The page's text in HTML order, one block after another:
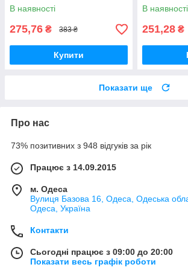
В наявності
275,76 ₴ 383 ₴
Купити
В наявності
251,28 ₴
Показати ще
Про нас
73% позитивних з 948 відгуків за рік
Працює з 14.09.2015
м. Одеса
Вулиця Базова 16, Одеса, Одеська
Одеса, Україна
Контакти
Сьогодні працює з 09:00 до 20:00
Показати весь графік роботи